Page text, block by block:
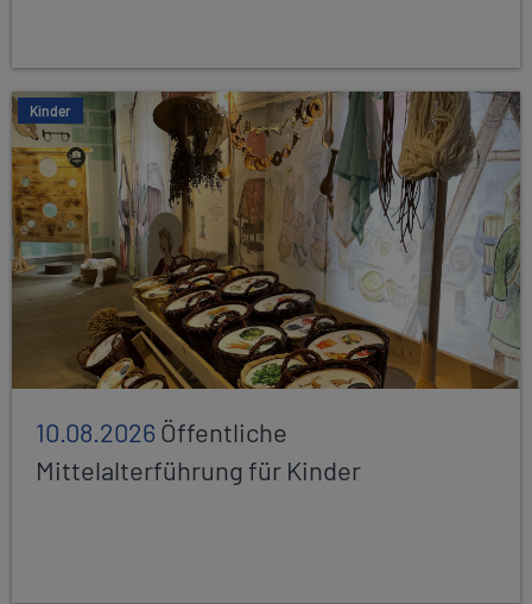
Kinder
10.08.2026Öffentliche
Mittelalterführung für Kinder